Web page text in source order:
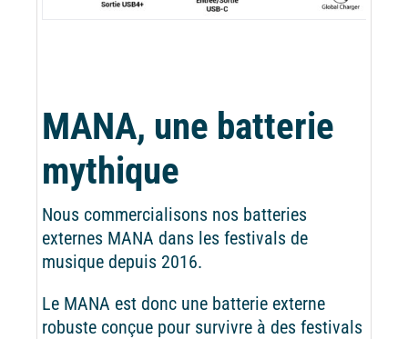
MANA, une batterie
mythique
Nous commercialisons nos batteries
externes MANA dans les festivals de
musique depuis 2016.
Le MANA est donc une batterie externe
robuste conçue pour survivre à des festivals